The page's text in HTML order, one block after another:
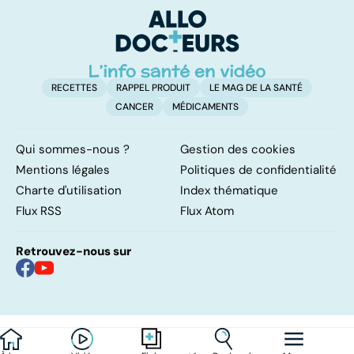
levée de
l'anonymat
RECETTES RAPPEL PRODUIT
LE MAG DE LA SANTÉ
CANCER
MÉDICAMENTS
Qui sommes-nous ?
Gestion des cookies
Mentions légales
Politiques de confidentialité
Charte d'utilisation
Index thématique
Flux RSS
Flux Atom
Retrouvez-nous sur